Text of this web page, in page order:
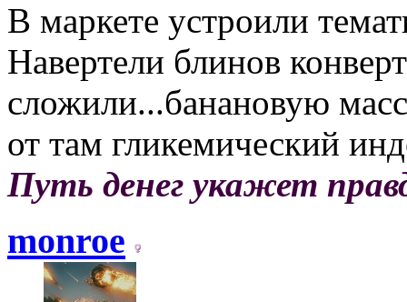
В маркете устроили
Навертели блинов
сложили...банановую
от там гликемический
Путь денег укажет
monroe